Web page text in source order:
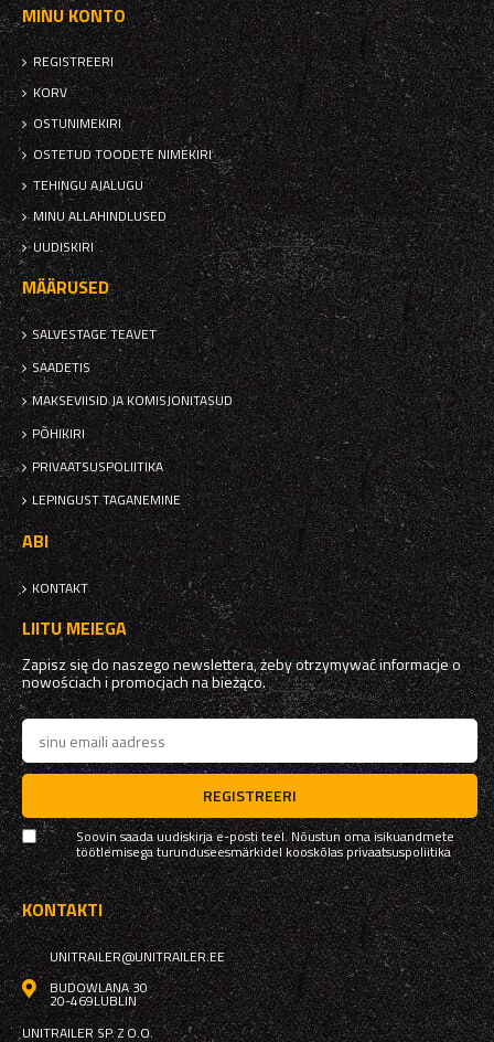
MINU KONTO
REGISTREERI
KORV
OSTUNIMEKIRI
OSTETUD TOODETE NIMEKIRI
TEHINGU AJALUGU
MINU ALLAHINDLUSED
UUDISKIRI
MÄÄRUSED
SALVESTAGE TEAVET
SAADETIS
MAKSEVIISID JA KOMISJONITASUD
PÕHIKIRI
PRIVAATSUSPOLIITIKA
LEPINGUST TAGANEMINE
ABI
KONTAKT
LIITU MEIEGA
Zapisz się do naszego newslettera, żeby otrzymywać informacje o
nowościach i promocjach na bieżąco.
REGISTREERI
Soovin saada uudiskirja e-posti teel. Nõustun oma isikuandmete
töötlemisega turunduseesmärkidel kooskõlasprivaatsuspoliitika
KONTAKTI
UNITRAILER@UNITRAILER.EE
BUDOWLANA 30
20-469LUBLIN
UNITRAILER SP. Z O.O.